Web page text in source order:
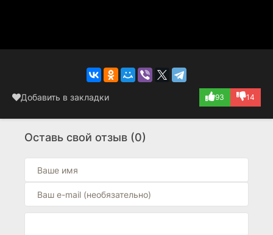
Добавить в закладки 93 14
Оставь свой отзыв (0)